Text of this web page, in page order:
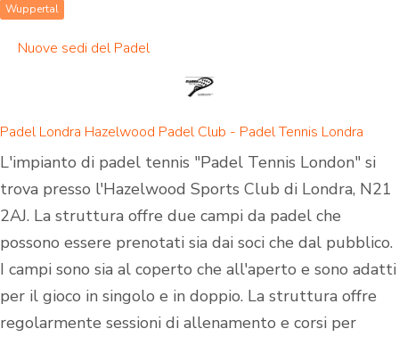
Wuppertal
Nuove sedi del Padel
Padel Londra Hazelwood Padel Club - Padel Tennis Londra
L'impianto di padel tennis "Padel Tennis London" si
trova presso l'Hazelwood Sports Club di Londra, N21
2AJ. La struttura offre due campi da padel che
possono essere prenotati sia dai soci che dal pubblico.
I campi sono sia al coperto che all'aperto e sono adatti
per il gioco in singolo e in doppio. La struttura offre
regolarmente sessioni di allenamento e corsi per